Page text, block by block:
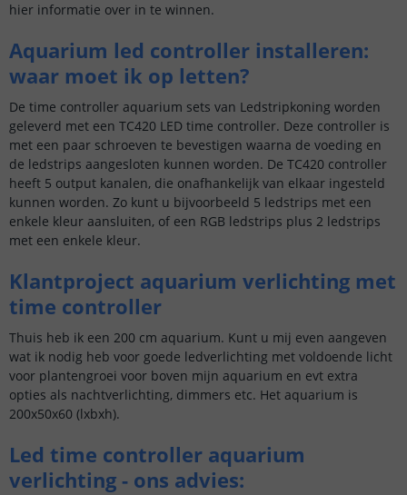
hier informatie over in te winnen.
Aquarium led controller installeren:
waar moet ik op letten?
De time controller aquarium sets van Ledstripkoning worden
geleverd met een TC420 LED time controller. Deze controller is
met een paar schroeven te bevestigen waarna de voeding en
de ledstrips aangesloten kunnen worden. De TC420 controller
heeft 5 output kanalen, die onafhankelijk van elkaar ingesteld
kunnen worden. Zo kunt u bijvoorbeeld 5 ledstrips met een
enkele kleur aansluiten, of een RGB ledstrips plus 2 ledstrips
met een enkele kleur.
Klantproject aquarium verlichting met
time controller
Thuis heb ik een 200 cm aquarium. Kunt u mij even aangeven
wat ik nodig heb voor goede ledverlichting met voldoende licht
voor plantengroei voor boven mijn aquarium en evt extra
opties als nachtverlichting, dimmers etc. Het aquarium is
200x50x60 (lxbxh).
Led time controller aquarium
verlichting - ons advies: